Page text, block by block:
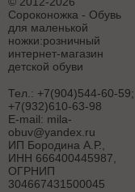
Сороконожка - Обувь
для маленькой
ножки:розничный
интернет-магазин
детской обуви
Тел.: +7(904)544-60-59;
+7(932)610-63-98
E-mail: mila-
obuv@yandex.ru
ИП Бородина А.Р.
ИНН 666400445987,
ОГРНИП
304667431500045